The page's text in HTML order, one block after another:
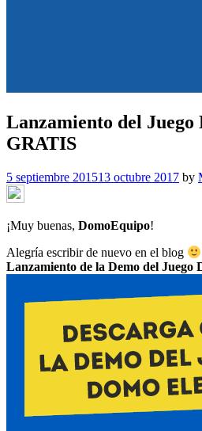
Lanzamiento del Juego
GRATIS
5 septiembre 201513 octubre 2017 by
¡Muy buenas, DomoEquipo!
Alegría escribir de nuevo en el blog
Lanzamiento de la Demo del Juego